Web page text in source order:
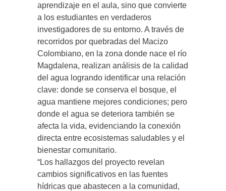
aprendizaje en el aula, sino que convierte
a los estudiantes en verdaderos
investigadores de su entorno. A través de
recorridos por quebradas del Macizo
Colombiano, en la zona donde nace el río
Magdalena, realizan análisis de la calidad
del agua logrando identificar una relación
clave: donde se conserva el bosque, el
agua mantiene mejores condiciones; pero
donde el agua se deteriora también se
afecta la vida, evidenciando la conexión
directa entre ecosistemas saludables y el
bienestar comunitario.
“Los hallazgos del proyecto revelan
cambios significativos en las fuentes
hídricas que abastecen a la comunidad,